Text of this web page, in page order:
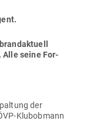
Alle seine For­
der
Klub­obmann